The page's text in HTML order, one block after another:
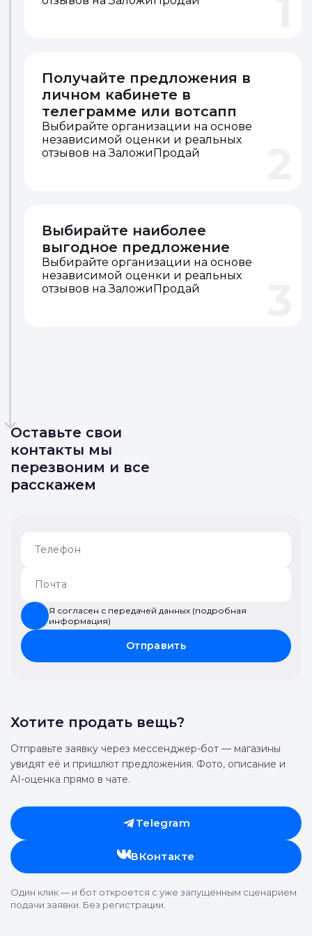
Получайте предложения в
личном кабинете в
телеграмме или вотсапп
Выбирайте организации на основе
независимой оценки и реальных
отзывов на ЗаложиПродай
Выбирайте наиболее
выгодное предложение
Выбирайте организации на основе
независимой оценки и реальных
отзывов на ЗаложиПродай
Оставьте свои
контакты мы
перезвоним и все
расскажем
Я согласен с передачей данных (подробная
информация)
Отправить
Хотите продать вещь?
Отправьте заявку через мессенджер-бот — магазины
увидят её и пришлют предложения. Фото, описание и
AI-оценка прямо в чате.
Telegram
ВКонтакте
Один клик — и бот откроется с уже запущенным сценарием
подачи заявки. Без регистрации.